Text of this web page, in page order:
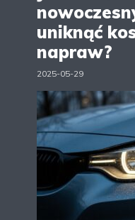
uniknąć
napraw?
2025-05-29